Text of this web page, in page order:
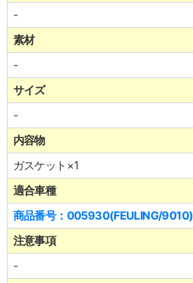
-
素材
-
サイズ
-
内容物
ガスケット×1
適合車種
商品番号：005930(FEULING/9010)
注意事項
-